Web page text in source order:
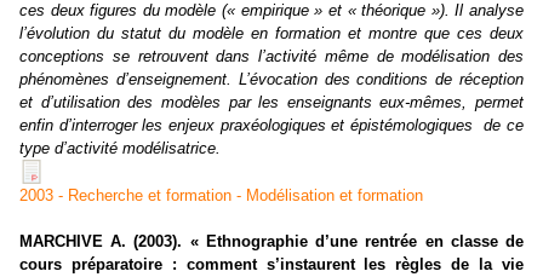
ces deux figures du modèle (« empirique » et « théorique »). Il analyse
l’évolution du statut du modèle en formation et montre que ces deux
conceptions se retrouvent dans l’activité même de modélisation des
phénomènes d’enseignement. L’évocation des conditions de réception
et d’utilisation des modèles par les enseignants eux-mêmes, permet
enfin d’interroger les enjeux praxéologiques et épistémologiques de ce
type d’activité modélisatrice.
2003 - Recherche et formation - Modélisation et formation
MARCHIVE A. (2003). « Ethnographie d’une rentrée en classe de
cours préparatoire : comment s’instaurent les règles de la vie